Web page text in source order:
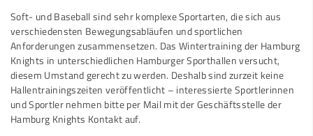
Soft- und Baseball sind sehr komplexe Sportarten, die sich aus
verschiedensten Bewegungsabläufen und sportlichen
Anforderungen zusammensetzen. Das Wintertraining der Hamburg
Knights in unterschiedlichen Hamburger Sporthallen versucht,
diesem Umstand gerecht zu werden. Deshalb sind zurzeit keine
Hallentrainingszeiten veröffentlicht – interessierte Sportlerinnen
und Sportler nehmen bitte per Mail mit der Geschäftsstelle der
Hamburg Knights Kontakt auf.